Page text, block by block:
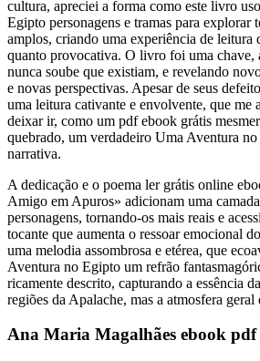
cultura, apreciei a forma como este livro
Egipto personagens e tramas para explorar
amplos, criando uma experiência de leitura
quanto provocativa. O livro foi uma chave,
nunca soube que existiam, e revelando
e novas perspectivas. Apesar de seus
uma leitura cativante e envolvente, que me
deixar ir, como um pdf ebook grátis
quebrado, um verdadeiro Uma Aventura
narrativa.
A dedicação e o poema ler grátis online
Amigo em Apuros» adicionam uma
personagens, tornando-os mais reais e
tocante que aumenta o ressoar emocional
uma melodia assombrosa e etérea, que
Aventura no Egipto um refrão
ricamente descrito, capturando a essência
regiões da Apalache, mas a atmosfera geral
Ana Maria Magalhães ebook pdf